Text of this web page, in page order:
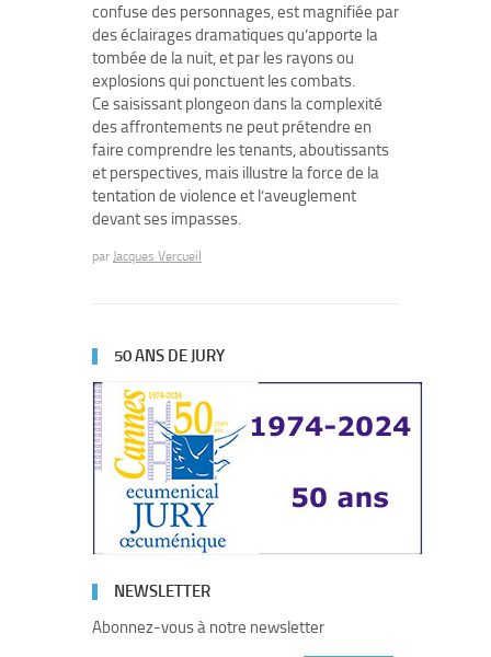
confuse des personnages, est magnifiée par
des éclairages dramatiques qu’apporte la
tombée de la nuit, et par les rayons ou
explosions qui ponctuent les combats.
Ce saisissant plongeon dans la complexité
des affrontements ne peut prétendre en
faire comprendre les tenants, aboutissants
et perspectives, mais illustre la force de la
tentation de violence et l’aveuglement
devant ses impasses.
par Jacques Vercueil
50 ANS DE JURY
NEWSLETTER
Abonnez-vous à notre newsletter